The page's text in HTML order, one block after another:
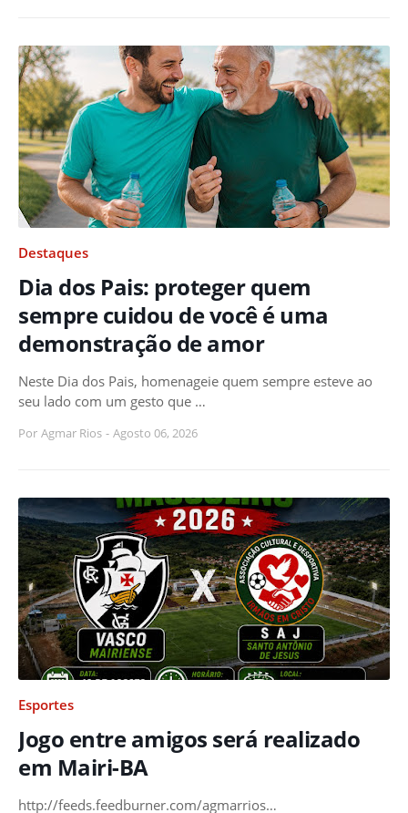
Destaques
Dia dos Pais: proteger quem
sempre cuidou de você é uma
demonstração de amor
Neste Dia dos Pais, homenageie quem sempre esteve ao
seu lado com um gesto que …
Por Agmar Rios - Agosto 06, 2026
Esportes
Jogo entre amigos será realizado
em Mairi-BA
http://feeds.feedburner.com/agmarrios…